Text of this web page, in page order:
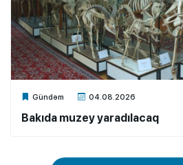
Gündəm 04.08.2026
Xalq.Online
Bakıda muzey yaradılacaq